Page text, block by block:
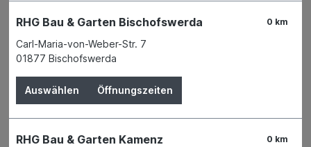
Der Preis wird erst nach Wahl einer Filiale
angezeigt.
Zum Merkzettel hinzufügen
Derzeit in keiner Filiale verfügbar
0 km
RHG Bau & Garten Bischofswerda
Carl-Maria-von-Weber-Str. 7
01877 Bischofswerda
Auswählen Öffnungszeiten
0 km
RHG Bau & Garten Kamenz